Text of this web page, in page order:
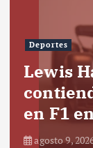
Deportes
Lewis
en F1
agosto 9,